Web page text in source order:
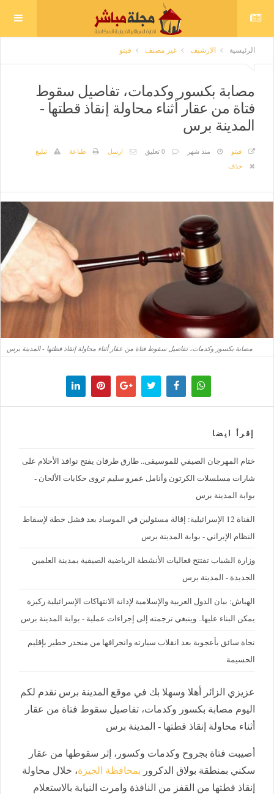
الرئيسية الارشيف غير مصنف فيتو
مصابة بكسور وكدمات، تفاصيل سقوط
فتاة من عقار أثناء محاولة إنقاذ قطتها -
المدينة برس
فيتو منذ شهر 0 تعليق ارسل طباعة
تبليغ
حذف
مصابة بكسور وكدمات، تفاصيل سقوط فتاة من عقار أثناء محاولة إنقاذ قطتها - المدينة برس
إقرأ ايضا
ختام المهرجان الصيفي للموسيقى.. طارق طرقان يفتح نوافذ الأحلام على
شارات مسلسلات الكرتون وأنامل عمرو سليم تروى حكايات الألحان -
بوابة المدينة برس
القناة 12 الإسرائيلية: إقالة مسئولين في الموساد بعد فشل خطة لإسقاط
النظام الإيراني - بوابة المدينة برس
وزارة الشباب تفتتح فعاليات الأنشطة الرياضية الصيفية بمدينة العلمين
الجديدة - المدينة برس
الهباش: بيان الدول العربية والإسلامية لإدانة الانتهاكات الإسرائيلية ركيزة
يمكن البناء عليها.. وينبغي ترجمته إلى إجراءات عملية - بوابة المدينة برس
نجاة سائق بأعجوبة بعد انقلاب سيارته وانجرافها من منحدر خطير بإقليم
الحسيمة
عزيزي الزائر أهلا وسهلا بك في موقع المدينة برس نقدم لكم
اليوم مصابة بكسور وكدمات، تفاصيل سقوط فتاة من عقار
أثناء محاولة إنقاذ قطتها - المدينة برس
أصيبت فتاة بجروح وكدمات وكسور، إثر سقوطها من عقار
سكني بمنطقة بولاق الدكرور بمحافظة الجيزة، خلال محاولة
إنقاذ قطتها من القفز من النافذة وامرت النيابة بالاستعلام